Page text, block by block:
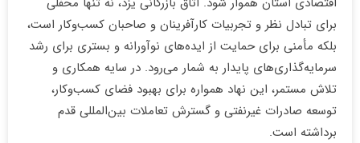
برای تبادل نظر و تجربیات کارآفرینان و صاحبان کسب‌وکار است،
بلکه مأمنی برای حمایت از ایده‌های نوآورانه و بستری برای رشد
سرمایه‌گذاری‌های پایدار به شمار می‌رود. در سایه همکاری و
تلاش مستمر، این نهاد همواره برای بهبود فضای کسب‌وکار،
توسعه صادرات غیرنفتی و گسترش تعاملات بین‌المللی قدم
برداشته است.